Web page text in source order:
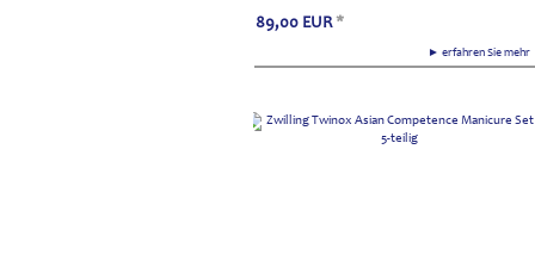
► erfahren Sie
89,00 EUR *